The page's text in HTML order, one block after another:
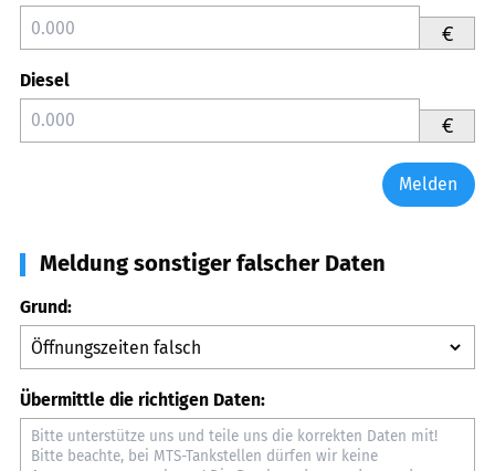
€
Diesel
€
Melden
Meldung sonstiger falscher Daten
Grund:
Übermittle die richtigen Daten: